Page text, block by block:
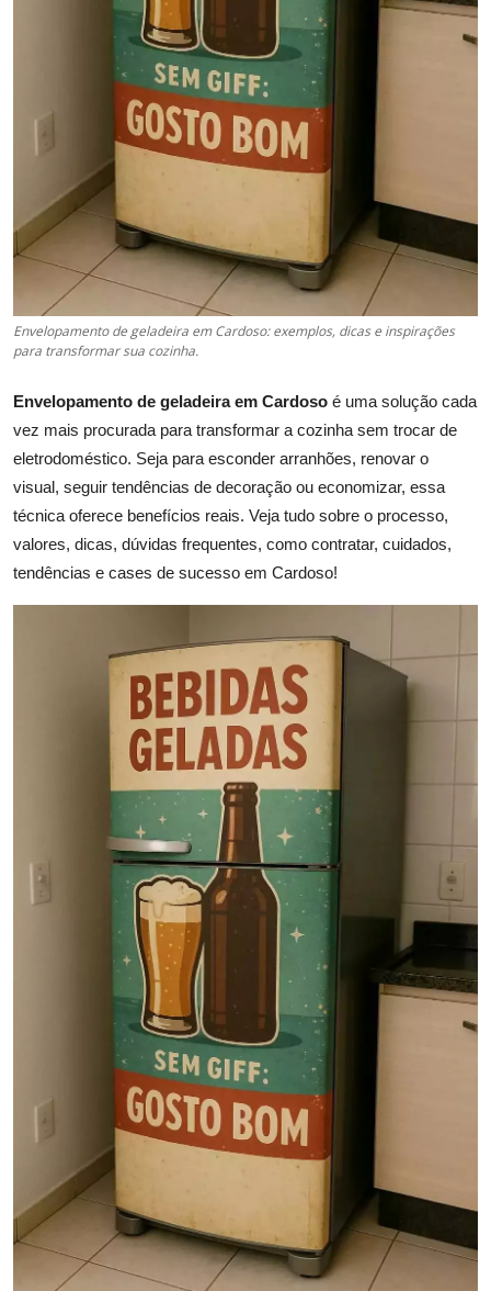
Envelopamento de geladeira em Cardoso: exemplos, dicas e inspirações
para transformar sua cozinha.
Envelopamento de geladeira em Cardoso é uma solução cada
vez mais procurada para transformar a cozinha sem trocar de
eletrodoméstico. Seja para esconder arranhões, renovar o
visual, seguir tendências de decoração ou economizar, essa
técnica oferece benefícios reais. Veja tudo sobre o processo,
valores, dicas, dúvidas frequentes, como contratar, cuidados,
tendências e cases de sucesso em Cardoso!